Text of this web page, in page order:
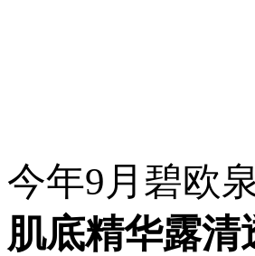
今年9月碧欧
肌底精华露清